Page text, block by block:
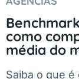
como
média do
Saiba o que